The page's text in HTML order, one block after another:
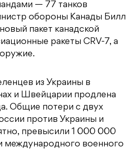
— 77 танков
обороны Канады Билл
пакет канадской
ракеты CRV-7, а
из Украины в
и Швейцарии продлена
Общие потери с двух
против Украины и
превысили 1 000 000
международного военного